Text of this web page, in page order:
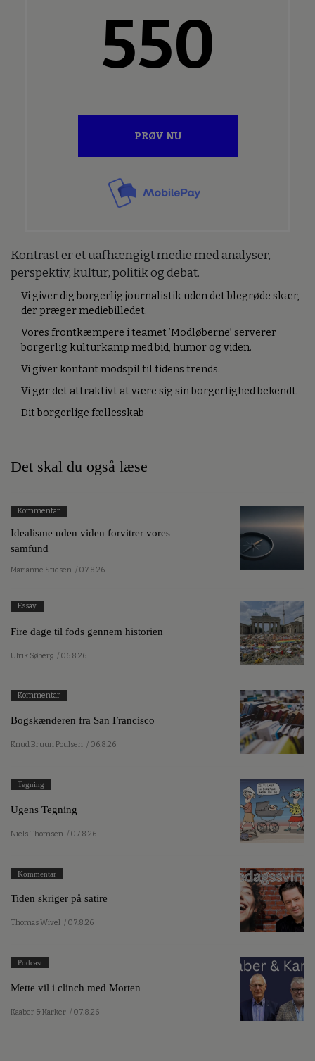
550
PRØV NU
Kontrast er et uafhængigt medie med analyser,
perspektiv, kultur, politik og debat.
Vi giver dig borgerlig journalistik uden det blegrøde skær,
der præger mediebilledet.
Vores frontkæmpere i teamet ’Modløberne’ serverer
borgerlig kulturkamp med bid, humor og viden.
Vi giver kontant modspil til tidens trends.
Vi gør det attraktivt at være sig sin borgerlighed bekendt.
Dit borgerlige fællesskab
Det skal du også læse
Kommentar
Idealisme uden viden forvitrer vores
samfund
Marianne Stidsen / 07.8.26
Essay
Fire dage til fods gennem historien
Ulrik Søberg / 06.8.26
Kommentar
Bogskænderen fra San Francisco
Knud Bruun Poulsen / 06.8.26
Tegning
Ugens Tegning
Niels Thomsen / 07.8.26
Kommentar
Tiden skriger på satire
Thomas Wivel / 07.8.26
Podcast
Mette vil i clinch med Morten
Kaaber & Karker / 07.8.26